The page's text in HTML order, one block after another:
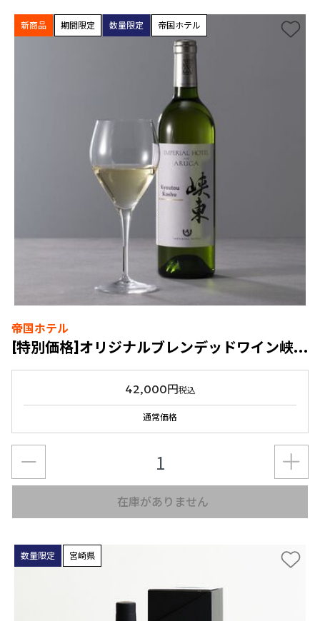
新商品 期間限定 数量限定 帝国ホテル
帝国ホテル
[特別価格]オリジナルブレンデッドワイン峡東2023 6本セット福袋
42,000円税込
通常価格
在庫がありません
数量限定 宮崎県